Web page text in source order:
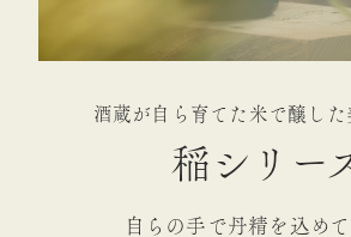
酒蔵が自ら育てた米で醸した
稲シリー
自らの手で丹精を込め